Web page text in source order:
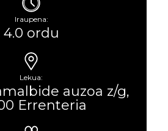
Iraupena:
4.0 ordu
Lekua:
auzoa z/g,
Errenteria